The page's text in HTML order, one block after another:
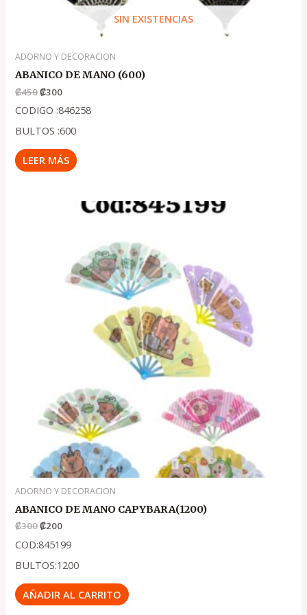
SIN EXISTENCIAS
ADORNO Y DECORACION
ABANICO DE MANO (600)
₡450₡300
CODIGO :846258
BULTOS :600
LEER MÁS
ADORNO Y DECORACION
ABANICO DE MANO CAPYBARA(1200)
₡300₡200
precio
₡200
COD:845199
BULTOS:1200
AÑADIR AL CARRITO